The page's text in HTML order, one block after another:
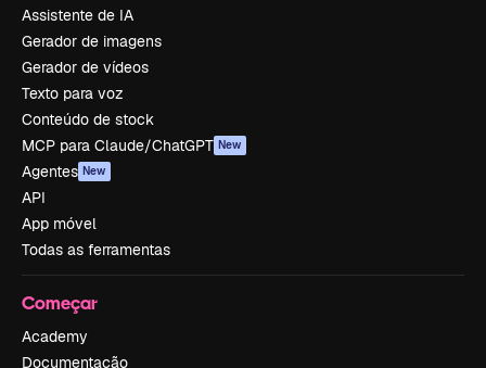
Assistente de IA
Gerador de imagens
Gerador de vídeos
Texto para voz
Conteúdo de stock
MCP para Claude/ChatGPT New
Agentes New
API
App móvel
Todas as ferramentas
Começar
Academy
Documentação